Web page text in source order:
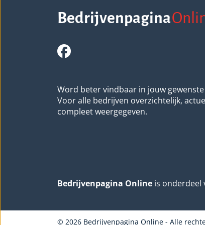
Bedrijvenpagina
Word beter vindbaar in jouw
Voor alle bedrijven overzichtelijk,
compleet weergegeven.
Bedrijvenpagina Online is onderdeel
© 2026 Bedrijvenpagina Online - Alle